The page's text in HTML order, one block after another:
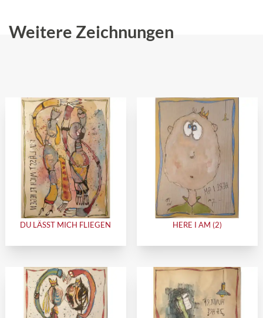
Weitere Zeichnungen
DU LÄSST MICH FLIEGEN HERE I AM (2)